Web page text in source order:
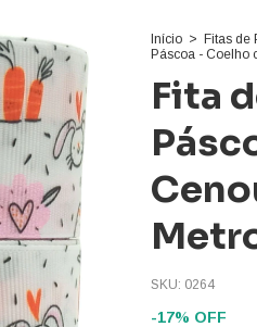
Início > Fitas de
Páscoa - Coelho
Fita
SKU: 0264
-17% OFF